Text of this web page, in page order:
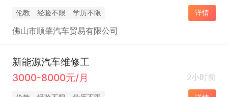
伦教 经验不限 学历不限 详情
佛山市顺肇汽车贸易有限公司
新能源汽车维修工
3000-8000元/月
2小时前